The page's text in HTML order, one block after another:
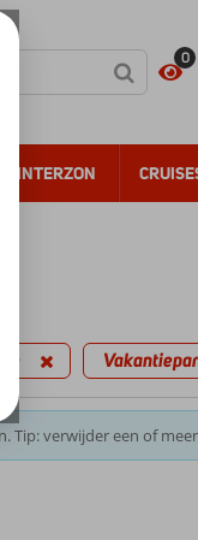
0
WINTERZON
Tip: verwijder een of